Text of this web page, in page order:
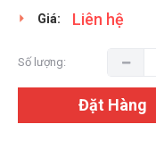
Giá: Liên hệ
Số lượng:
Đặt Hàng